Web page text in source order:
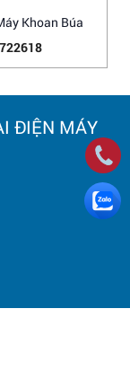
Khoan Búa
722618
ĐIỆN MÁY